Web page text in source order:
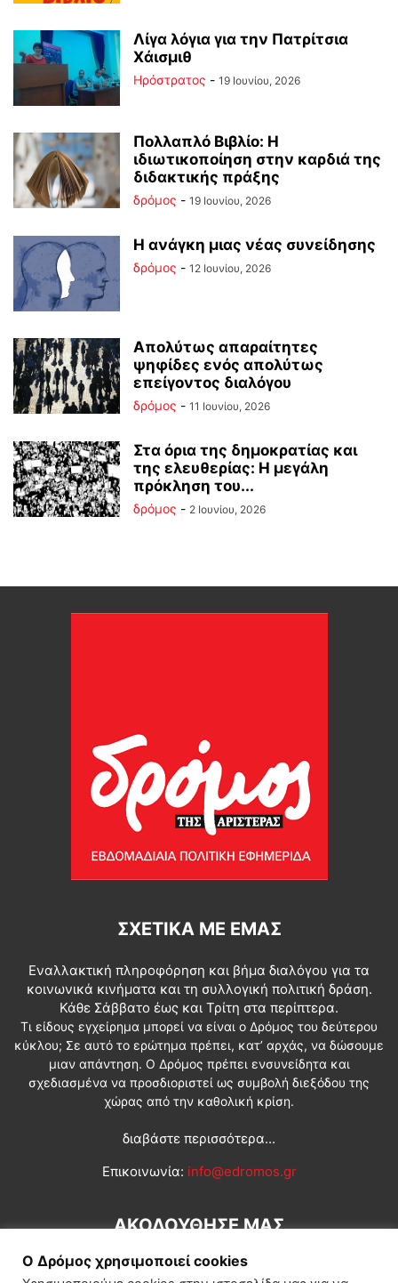
Λίγα λόγια για την Πατρίτσια
Χάισμιθ
Ηρόστρατος - 19 Ιουνίου, 2026
Πολλαπλό Βιβλίο: Η
ιδιωτικοποίηση στην καρδιά της
διδακτικής πράξης
δρόμος - 19 Ιουνίου, 2026
Η ανάγκη μιας νέας συνείδησης
δρόμος - 12 Ιουνίου, 2026
Απολύτως απαραίτητες
ψηφίδες ενός απολύτως
επείγοντος διαλόγου
δρόμος - 11 Ιουνίου, 2026
Στα όρια της δημοκρατίας και
της ελευθερίας: Η μεγάλη
πρόκληση του...
δρόμος - 2 Ιουνίου, 2026
ΣΧΕΤΙΚΆ ΜΕ ΕΜΆΣ
Εναλλακτική πληροφόρηση και βήμα διαλόγου για τα
κοινωνικά κινήματα και τη συλλογική πολιτική δράση.
Κάθε Σάββατο έως και Τρίτη στα περίπτερα.
Τι είδους εγχείρημα μπορεί να είναι ο Δρόμος του δεύτερου
κύκλου; Σε αυτό το ερώτημα πρέπει, κατ’ αρχάς, να δώσουμε
μιαν απάντηση. Ο Δρόμος πρέπει ενσυνείδητα και
σχεδιασμένα να προσδιοριστεί ως συμβολή διεξόδου της
χώρας από την καθολική κρίση.
διαβάστε περισσότερα...
Επικοινωνία: info@edromos.gr
ΑΚΟΛΟΥΘΗΣΕ ΜΑΣ
Ο Δρόμος χρησιμοποιεί cookies